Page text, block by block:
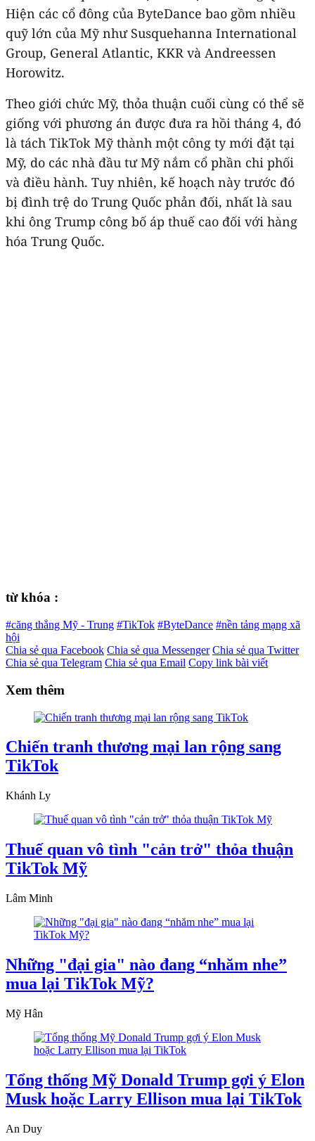
Hiện các cổ đông của ByteDance bao gồm nhiều
quỹ lớn của Mỹ như Susquehanna International
Group, General Atlantic, KKR và Andreessen
Horowitz.
Theo giới chức Mỹ, thỏa thuận cuối cùng có thể sẽ
giống với phương án được đưa ra hồi tháng 4, đó
là tách TikTok Mỹ thành một công ty mới đặt tại
Mỹ, do các nhà đầu tư Mỹ nắm cổ phần chi phối
và điều hành. Tuy nhiên, kế hoạch này trước đó
bị đình trệ do Trung Quốc phản đối, nhất là sau
khi ông Trump công bố áp thuế cao đối với hàng
hóa Trung Quốc.
từ khóa :
#căng thẳng Mỹ - Trung #TikTok #ByteDance #nền tảng mạng xã
hội
Chia sẻ qua Facebook Chia sẻ qua Messenger Chia sẻ qua Twitter
Chia sẻ qua Telegram Chia sẻ qua Email Copy link bài viết
Xem thêm
Chiến tranh thương mại lan rộng sang
TikTok
Khánh Ly
Thuế quan vô tình "cản trở" thỏa thuận
TikTok Mỹ
Lâm Minh
Những "đại gia" nào đang “nhăm nhe”
mua lại TikTok Mỹ?
Mỹ Hân
Tổng thống Mỹ Donald Trump gợi ý Elon
Musk hoặc Larry Ellison mua lại TikTok
An Duy